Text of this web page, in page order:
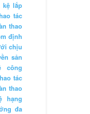
kệ lắp
tác
thao
định
chịu
sản
công
tác
thao
hạng
đa